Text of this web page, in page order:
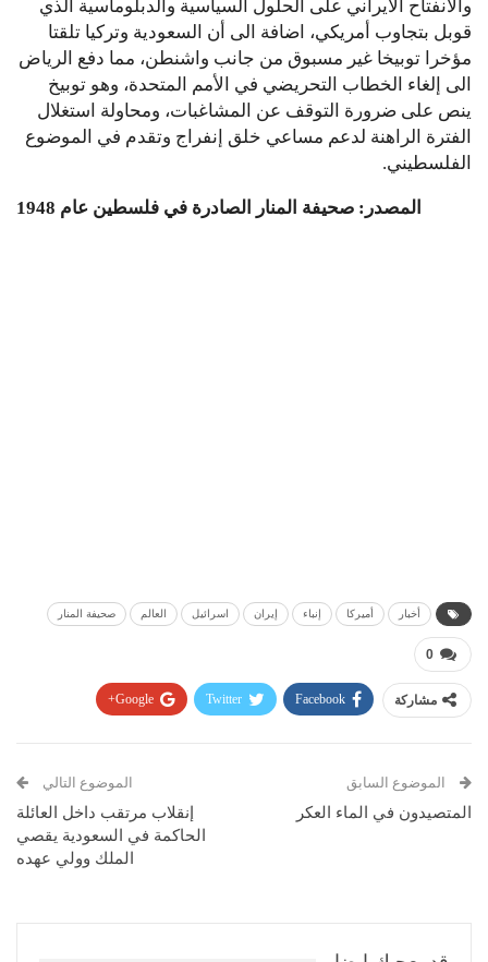
والانفتاح الايراني على الحلول السياسية والدبلوماسية الذي
قوبل بتجاوب أمريكي، اضافة الى أن السعودية وتركيا تلقتا
مؤخرا توبيخا غير مسبوق من جانب واشنطن، مما دفع الرياض
الى إلغاء الخطاب التحريضي في الأمم المتحدة، وهو توبيخ
ينص على ضرورة التوقف عن المشاغبات، ومحاولة استغلال
الفترة الراهنة لدعم مساعي خلق إنفراج وتقدم في الموضوع
الفلسطيني.
المصدر: صحيفة المنار الصادرة في فلسطين عام 1948
أخبار أميركا إنباء إيران اسرائيل العالم صحيفة المنار
0
مشاركة Facebook
Twitter
Google+
البريد الإلكتروني
الموضوع السابق
المتصيدون في الماء العكر
الموضوع التالي
إنقلاب مرتقب داخل العائلة
الحاكمة في السعودية يقصي
الملك وولي عهده